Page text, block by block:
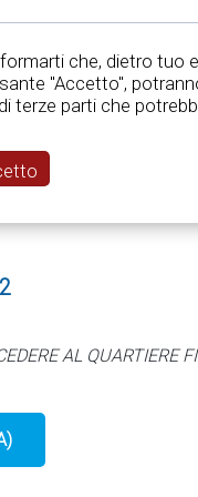
DI
E
AL QUARTIERE
che, dietro tuo
"Accetto",
terze parti che